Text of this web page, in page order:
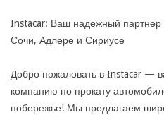
Instacar: Ваш надежный партнер
Сочи, Адлере и Сириусе
Добро пожаловать в Instacar —
компанию по прокату
побережье! Мы предлагаем